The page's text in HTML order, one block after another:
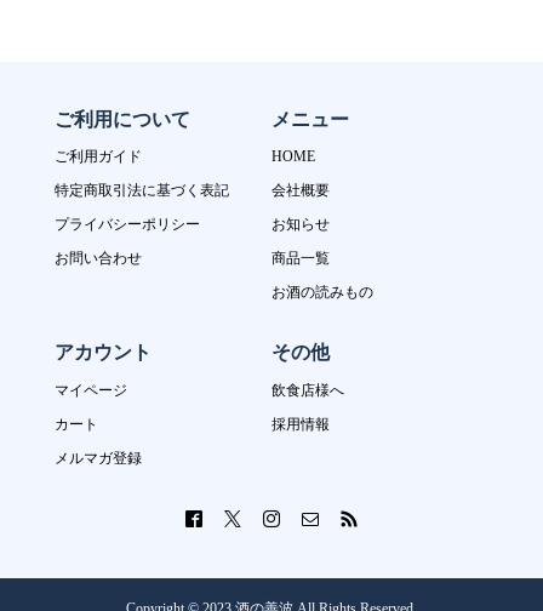
ご利用について
ご利用ガイド
特定商取引法に基づく表記
プライバシーポリシー
お問い合わせ
メニュー
HOME
会社概要
お知らせ
商品一覧
お酒の読みもの
アカウント
マイページ
カート
メルマガ登録
その他
飲食店様へ
採用情報